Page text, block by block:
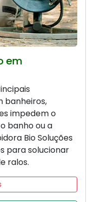
em
banheiros,
impedem o
banho ou a
Bio Soluções
para solucionar
ralos.